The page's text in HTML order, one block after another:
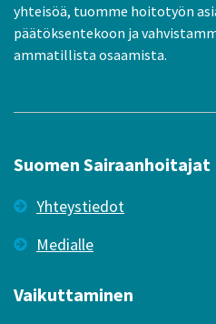
yhteisöä, tuomme hoitotyön
päätöksentekoon ja
ammatillista osaamista.
Suomen Sairaanhoitajat
Yhteystiedot
Medialle
Vaikuttaminen